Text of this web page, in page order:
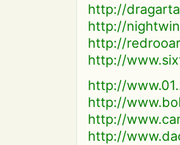
http://
http://
http://
http://
http://
http://
http://
http://